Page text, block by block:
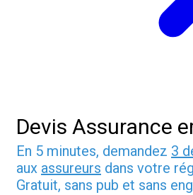
Devis Assurance
En 5 minutes, demandez 3
aux assureurs dans votre
Gratuit, sans pub et sans